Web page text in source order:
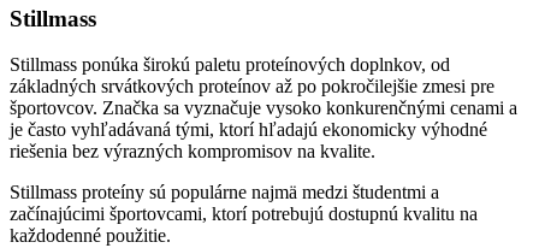
Stillmass
Stillmass ponúka širokú paletu proteínových doplnkov, od
základných srvátkových proteínov až po pokročilejšie zmesi pre
športovcov. Značka sa vyznačuje vysoko konkurenčnými cenami a
je často vyhľadávaná tými, ktorí hľadajú ekonomicky výhodné
riešenia bez výrazných kompromisov na kvalite.
Stillmass proteíny sú populárne najmä medzi študentmi a
začínajúcimi športovcami, ktorí potrebujú dostupnú kvalitu na
každodenné použitie.